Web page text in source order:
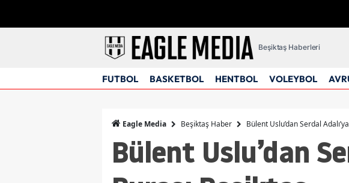
Beşiktaş Haberleri
FUTBOL BASKETBOL HENTBOL VOLEYBOL
Eagle Media Beşiktaş Haber Bülent Uslu’dan Serdal
Bülent Uslu’dan